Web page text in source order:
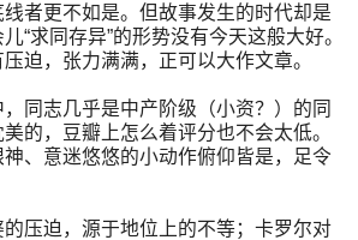
者更不如是。但故事发生的时代却是
“求同存异”的形势没有今天这般大好。
迫，张力满满，正可以大作文章。
同志几乎是中产阶级（小资？）的同
的，豆瓣上怎么着评分也不会太低。
、意迷悠悠的小动作俯仰皆是，足令
压迫，源于地位上的不等；卡罗尔对